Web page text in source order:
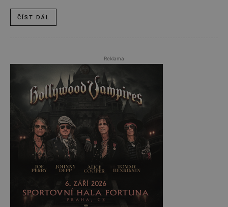
ČÍST DÁL
Reklama